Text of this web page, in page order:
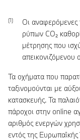
Οι αναφερόμενες
ρύπων CO₂
μέτρησης που
απεικονιζόμενου
Τα οχήματα που
ταξινομούνται με
κατασκευής. Τα
πάροχοι στην online
αριθμός ενεργών
εντός της